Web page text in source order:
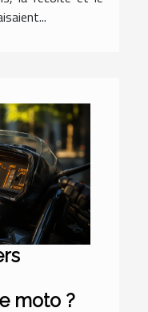
moto ?